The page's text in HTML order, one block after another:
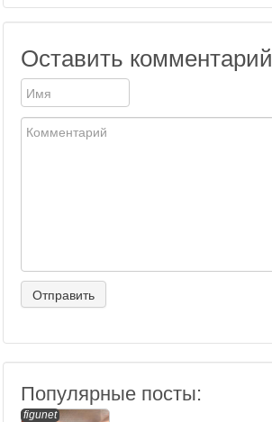
Оставить комментарий
Популярные посты:
figunet